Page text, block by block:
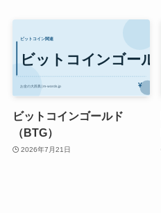
ビットコインゴールド
（BTG）
2026年7月21日